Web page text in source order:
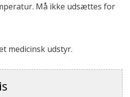
Må ikke udsættes for
medicinsk udstyr.